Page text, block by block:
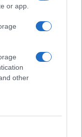
or app.
other